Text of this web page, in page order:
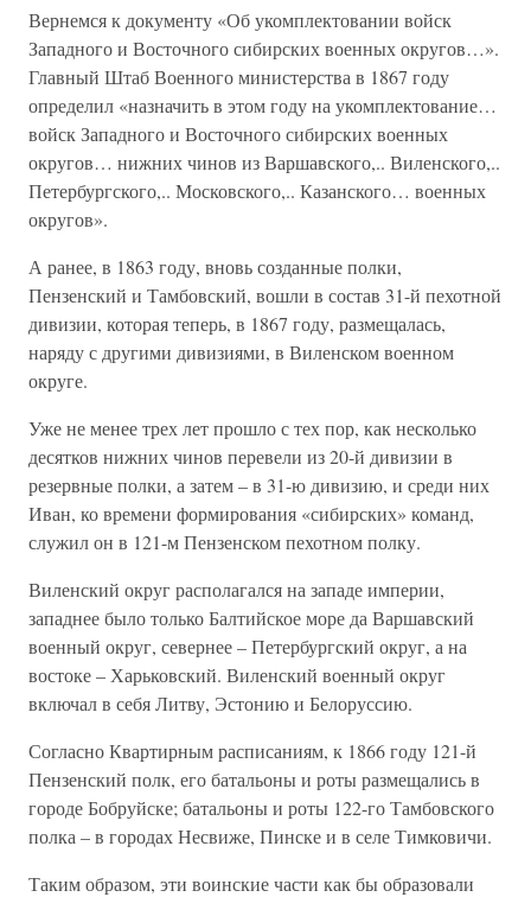
Вернемся к документу «Об укомплектовании войск
Западного и Восточного сибирских военных округов…».
Главный Штаб Военного министерства в 1867 году
определил «назначить в этом году на укомплектование…
войск Западного и Восточного сибирских военных
округов… нижних чинов из Варшавского,.. Виленского,..
Петербургского,.. Московского,.. Казанского… военных
округов».
А ранее, в 1863 году, вновь созданные полки,
Пензенский и Тамбовский, вошли в состав 31-й пехотной
дивизии, которая теперь, в 1867 году, размещалась,
наряду с другими дивизиями, в Виленском военном
округе.
Уже не менее трех лет прошло с тех пор, как несколько
десятков нижних чинов перевели из 20-й дивизии в
резервные полки, а затем – в 31-ю дивизию, и среди них
Иван, ко времени формирования «сибирских» команд,
служил он в 121-м Пензенском пехотном полку.
Виленский округ располагался на западе империи,
западнее было только Балтийское море да Варшавский
военный округ, севернее – Петербургский округ, а на
востоке – Харьковский. Виленский военный округ
включал в себя Литву, Эстонию и Белоруссию.
Согласно Квартирным расписаниям, к 1866 году 121-й
Пензенский полк, его батальоны и роты размещались в
городе Бобруйске; батальоны и роты 122-го Тамбовского
полка – в городах Несвиже, Пинске и в селе Тимковичи.
Таким образом, эти воинские части как бы образовали